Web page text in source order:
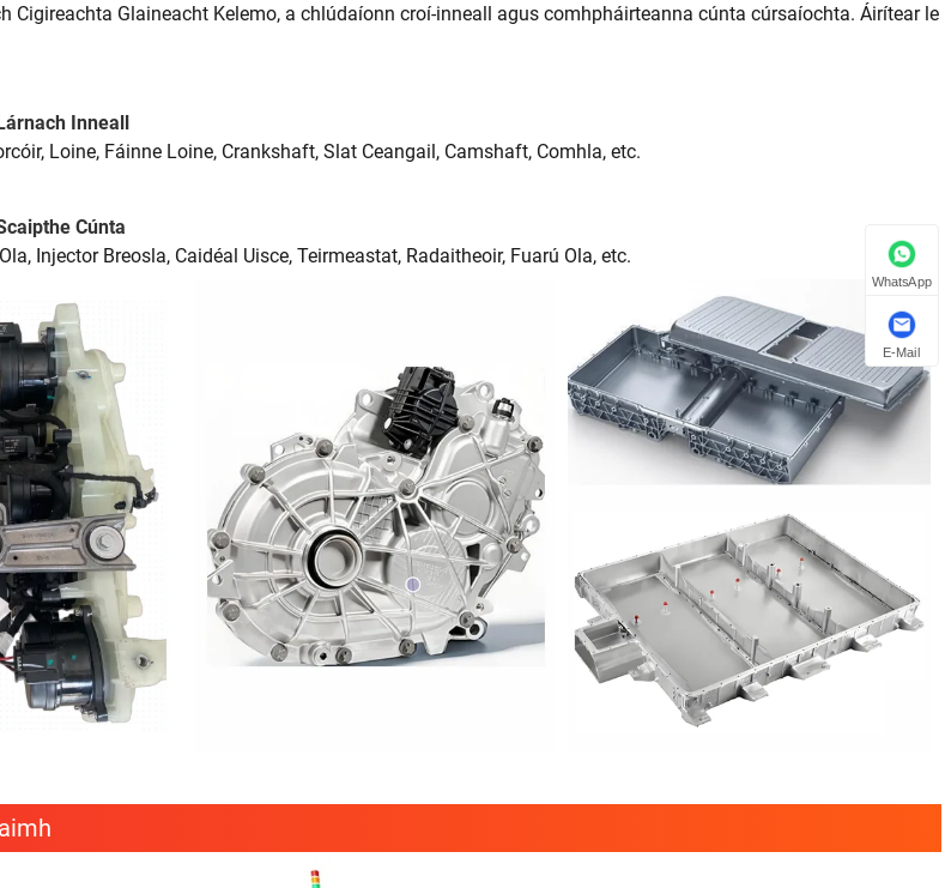
Cigireachta Glaineacht Kelemo, a chlúdaíonn croí-inneall agus comhpháirteanna cúnta cúrsaíochta. Áirítear le
Inneall
Loine, Fáinne Loine, Crankshaft, Slat Ceangail, Camshaft, Comhla, etc.
Cúnta
Injector Breosla, Caidéal Uisce, Teirmeastat, Radaitheoir, Fuarú Ola, etc.
WhatsApp
E-Mail